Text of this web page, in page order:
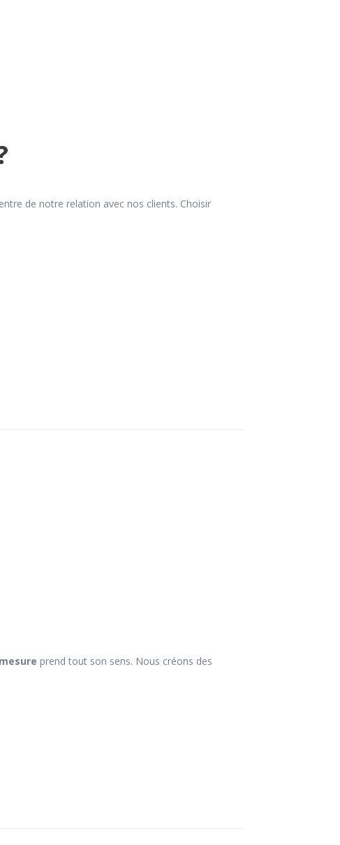
de notre relation avec nos clients. Choisir
prend tout son sens. Nous créons des